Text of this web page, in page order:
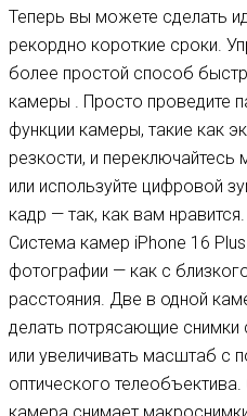
Теперь вы можете сделать
рекордно короткие сроки.
более простой способ
камеры . Просто проведите
функции камеры, такие как
резкости, и
или используйте цифровой
кадр — так, как вам нравится.
Система камер iPhone 16
фотографии — как с
расстояния. Две в одной
делать потрясающие
или увеличивать масштаб с
оптического
камера снимает